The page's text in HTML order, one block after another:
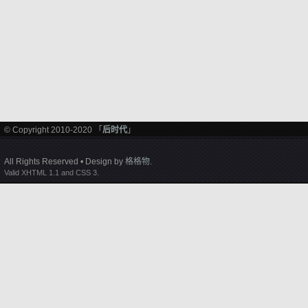
© Copyright 2010-2020 「 后时代 」
All Rights Reserved • Design by 格格物.
Valid XHTML 1.1 and CSS 3.